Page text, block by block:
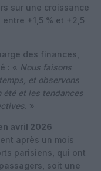
sur une croissance
+1,5 % et +2,5
des finances,
: « Nous faisons
et observons
été et les tendances
. »
avril 2026
après un mois
parisiens, qui ont
soit une